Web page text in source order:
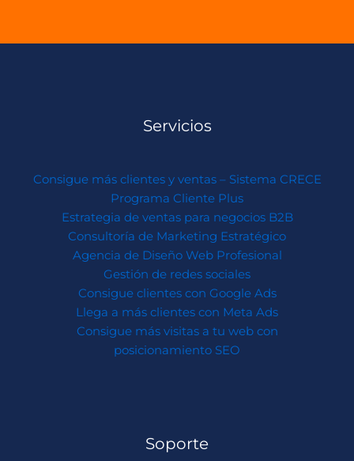
Servicios
Consigue más clientes y ventas – Sistema CRECE
Programa Cliente Plus
Estrategia de ventas para negocios B2B
Consultoría de Marketing Estratégico
Agencia de Diseño Web Profesional
Gestión de redes sociales
Consigue clientes con Google Ads
Llega a más clientes con Meta Ads
Consigue más visitas a tu web con
posicionamiento SEO
Soporte